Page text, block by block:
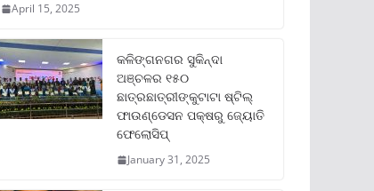
April 15, 2025
କଳିଙ୍ଗନଗର ସୁକିନ୍ଦା
ଅଞ୍ଚଳର ୧୫୦
ଛାତ୍ରଛାତ୍ରୀଙ୍କୁଟାଟା ଷ୍ଟିଲ୍
ଫାଉଣ୍ଡେସନ ପକ୍ଷରୁ ଜ୍ୟୋତି
ଫେଲୋସିପ୍‌
January 31, 2025